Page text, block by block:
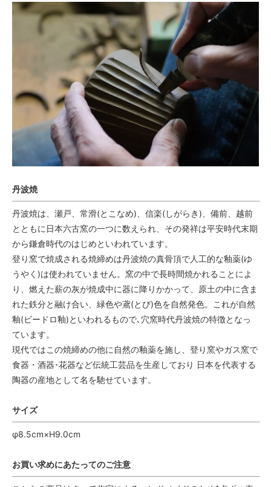
丹波焼
丹波焼は、瀬戸、常滑(とこなめ)、信楽(しがらき)、備前、越前
とともに日本六古窯の一つに数えられ、その発祥は平安時代末期
から鎌倉時代のはじめといわれています。
登り窯で焼成される焼締めは丹波焼の真骨頂で人工的な釉薬(ゆ
うやく)は使われていません。窯の中で長時間焼かれることによ
り、燃えた薪の灰が焼成中に器に降りかかって、原土の中に含ま
れた鉄分と融け合い、緑色や鳶(とび)色を自然発色。これが自然
釉(ビードロ釉)といわれるもので､穴窯時代丹波焼の特徴となっ
ています。
現代ではこの焼締めの他に自然の釉薬を施し、登り窯やガス窯で
食器・酒器･花器など伝統工芸品を生産しており 日本を代表する
陶器の産地として名を馳せています。
サイズ
φ8.5cm×H9.0cm
お買い求めにあたってのご注意